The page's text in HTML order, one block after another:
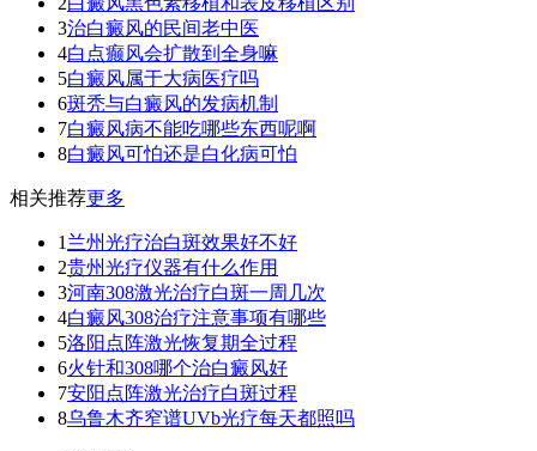
3治白癜风的民间老中医
4白点癫风会扩散到全身嘛
5白癜风属于大病医疗吗
6斑秃与白癜风的发病机制
7白癜风病不能吃哪些东西呢啊
8白癜风可怕还是白化病可怕
相关推荐更多
1 兰州光疗治白斑效果好不好
2贵州光疗仪器有什么作用
3河南308激光治疗白斑一周几次
4白癜风308治疗注意事项有哪些
5洛阳点阵激光恢复期全过程
6火针和308哪个治白癜风好
7安阳点阵激光治疗白斑过程
8乌鲁木齐窄谱UVb光疗每天都照吗